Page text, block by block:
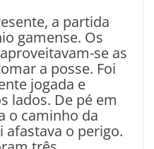
a partida
gamense. Os
se as
a posse. Foi
jogada e
lados. De pé em
o caminho da
afastava o perigo.